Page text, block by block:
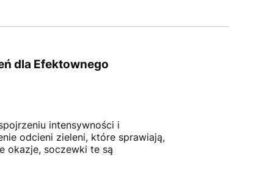
dla Efektownego
intensywności i
odcieni zieleni, które sprawiają,
okazje, soczewki te są